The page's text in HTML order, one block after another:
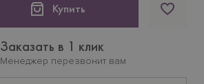
Купить
Заказать в 1 клик
Менеджер перезвонит вам